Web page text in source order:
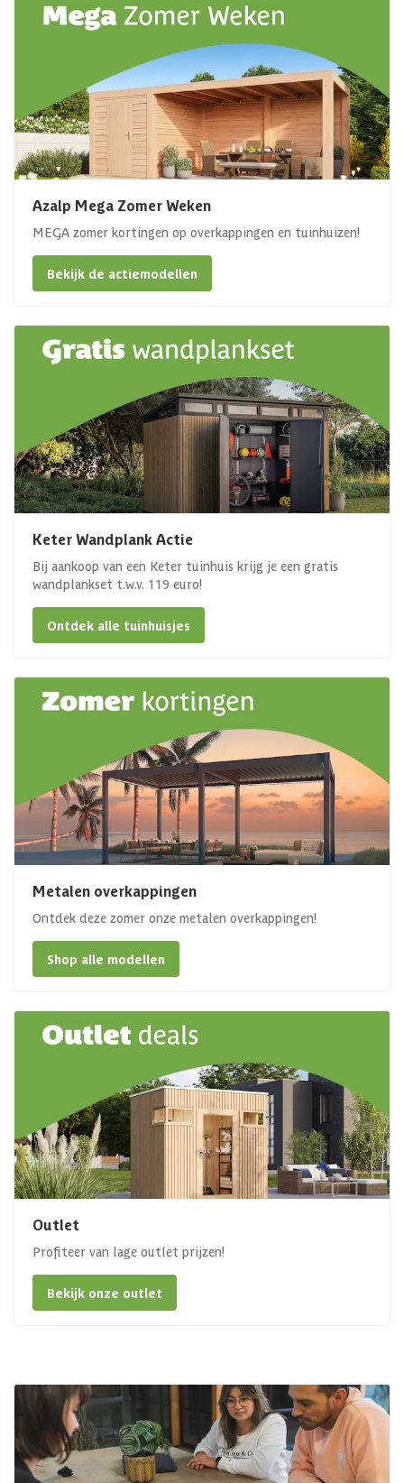
Azalp Mega Zomer Weken
MEGA zomer kortingen op overkappingen en tuinhuizen!
Bekijk de actiemodellen
Keter Wandplank Actie
Bij aankoop van een Keter tuinhuis krijg je een gratis
wandplankset t.w.v. 119 euro!
Ontdek alle tuinhuisjes
Metalen overkappingen
Ontdek deze zomer onze metalen overkappingen!
Shop alle modellen
Outlet
Profiteer van lage outlet prijzen!
Bekijk onze outlet